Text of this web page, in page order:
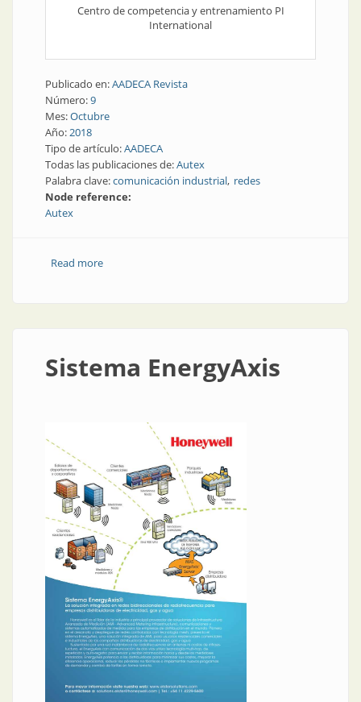
Centro de competencia y entrenamiento PI
International
Publicado en:AADECA Revista
Número:9
Mes:Octubre
Año:2018
Tipo de artículo:AADECA
Todas las publicaciones de:Autex
Palabra clave:comunicación industrial redes
Node reference:
Autex
Read moreabout Comunicación industrial y redes | Cómo
Sistema EnergyAxis